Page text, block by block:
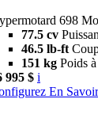
698
77.5 cv
46.5 lb-ft
151 kg Poids
995 $ i
En